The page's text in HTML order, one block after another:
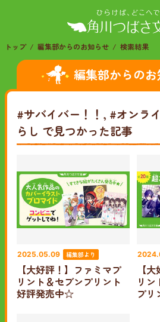
トップ 編集部からのお知らせ 検索結果
編集部からの
#サバイバー！！, #オンラ
らし で見つかった記事
2025.05.09 編集部より
【大好評！】ファミマプ
リント＆セブンプリント
好評発売中☆
【
リン
プ